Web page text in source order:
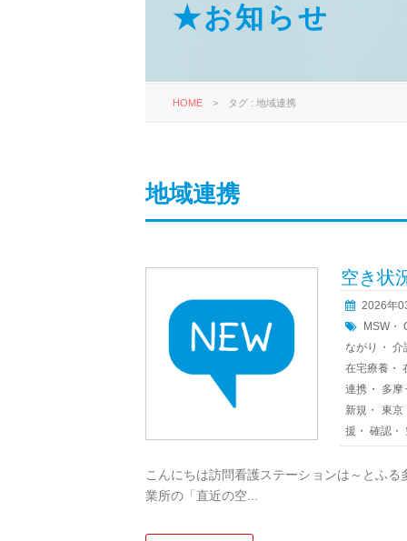
★お知らせ
HOME > タグ : 地域連携
地域連携
空き状
2026年
MSW ・
ながり
・ 介
在宅療養 ・
連携 ・ 多摩
新規 ・ 東京
援 ・ 確認 ・
こんにちは訪問看護ステーションは～とふ
業所の「直近の空...